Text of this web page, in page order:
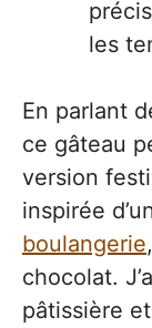
les
En parlant
ce gâteau
version
inspirée
boulangerie
chocolat.
pâtissière